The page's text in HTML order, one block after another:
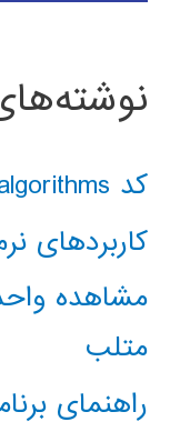
کد classical AI search algorithms
کاربردهای
مشاهده
متلب
راهنمای